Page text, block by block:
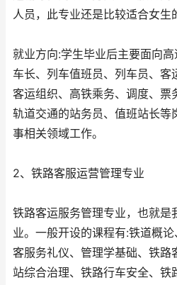
人员，此专业还是比较适合女生
就业方向:学生毕业后主要面向
车长、列车值班员、列车员、客
客运组织、高铁乘务、调度、票
轨道交通的站务员、值班站长等
事相关领域工作。
2、铁路客服运营管理专业
铁路客运服务管理专业，也就是
业。一般开设的课程有:铁道概
客服务礼仪、管理学基础、铁路
站综合治理、铁路行车安全、铁